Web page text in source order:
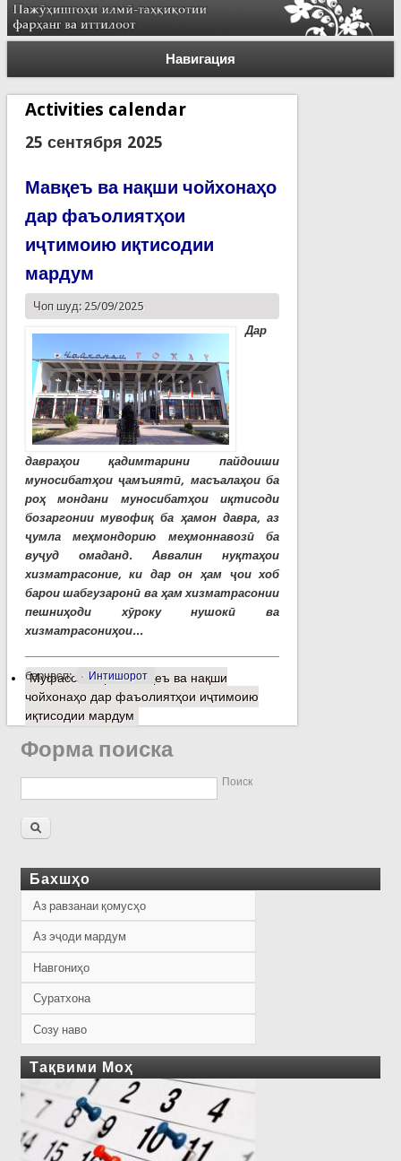
Навигация
Activities calendar
25 сентября 2025
Мавқеъ ва нақши чойхонаҳо
дар фаъолиятҳои
иҷтимоию иқтисодии
мардум
Чоп шуд: 25/09/2025
Дар
давраҳои қадимтарини пайдоиши
муносибатҳои ҷамъиятӣ, масъалаҳои ба
роҳ мондани муносибатҳои иқтисоди
бозаргонии мувофиқ ба ҳамон давра, аз
ҷумла меҳмондорию меҳмоннавозӣ ба
вуҷуд омаданд. Аввалин нуқтаҳои
хизматрасоние, ки дар он ҳам ҷои хоб
барои шабгузаронӣ ва ҳам хизматрасонии
пешниҳоди хӯроку нушокӣ ва
хизматрасониҳои...
барчасп: Интишорот
Муфассалтаро Мавқеъ ва нақши
чойхонаҳо дар фаъолиятҳои иҷтимоию
иқтисодии мардум
Форма поиска
Поиск
Бахшҳо
Аз равзанаи қомусҳо
Аз эҷоди мардум
Навгониҳо
Суратхона
Созу наво
Тақвими Моҳ